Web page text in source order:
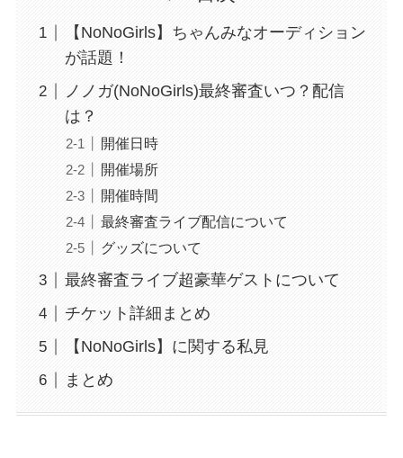
【NoNoGirls】ちゃんみなオーディション
が話題！
ノノガ(NoNoGirls)最終審査いつ？配信
は？
開催日時
開催場所
開催時間
最終審査ライブ配信について
グッズについて
最終審査ライブ超豪華ゲストについて
チケット詳細まとめ
【NoNoGirls】に関する私見
まとめ